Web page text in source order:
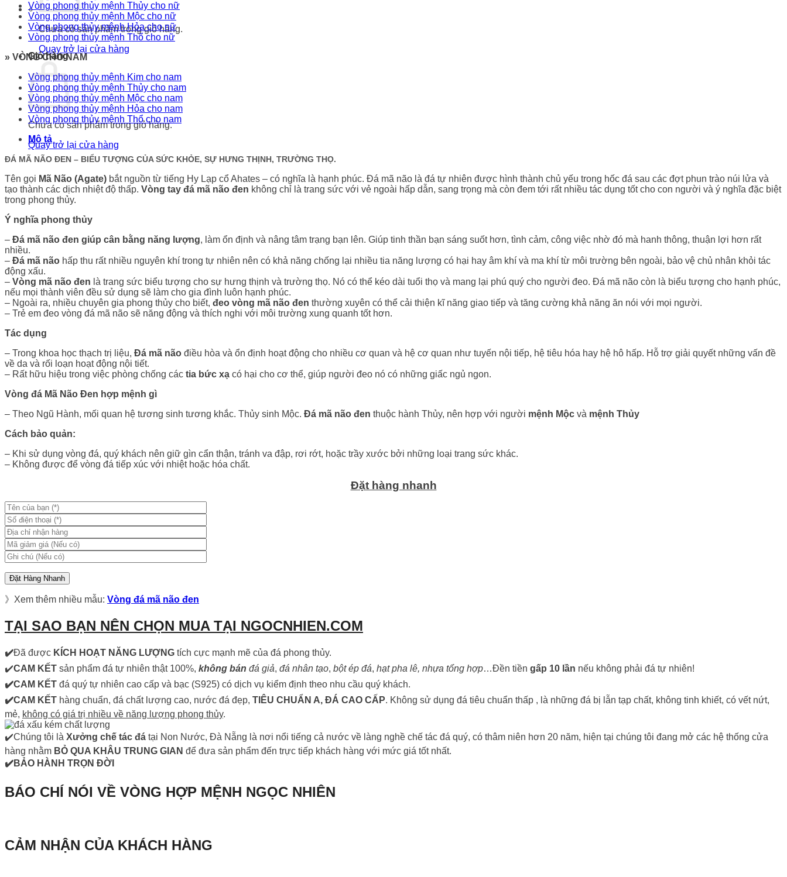
Chưa có sản phẩm trong giỏ hàng.
Quay trở lại cửa hàng
Giỏ hàng
Chưa có sản phẩm trong giỏ hàng.
Quay trở lại cửa hàng
Vòng phong thủy mệnh Thủy cho nữ
Vòng phong thủy mệnh Mộc cho nữ
Vòng phong thủy mệnh Hỏa cho nữ
Vòng phong thủy mệnh Thổ cho nữ
» VÒNG CHO NAM
Vòng phong thủy mệnh Kim cho nam
Vòng phong thủy mệnh Thủy cho nam
Vòng phong thủy mệnh Mộc cho nam
Vòng phong thủy mệnh Hỏa cho nam
Vòng phong thủy mệnh Thổ cho nam
Mô tả
ĐÁ MÃ NÃO ĐEN – BIỂU TƯỢNG CỦA SỨC KHỎE, SỰ HƯNG THỊNH, TRƯỜNG THỌ.
Tên gọi Mã Não (Agate) bắt nguồn từ tiếng Hy Lạp cổ Ahates – có nghĩa là hạnh phúc. Đá mã não là đá tự nhiên được hình thành chủ yếu trong hốc đá sau các đợt phun trào núi lửa và
tạo thành các dịch nhiệt độ thấp. Vòng tay đá mã não đen không chỉ là trang sức với vẻ ngoài hấp dẫn, sang trọng mà còn đem tới rất nhiều tác dụng tốt cho con người và ý nghĩa đặc biệt
trong phong thủy.
Ý nghĩa phong thủy
– Đá mã não đen giúp cân bằng năng lượng, làm ổn định và nâng tâm trạng bạn lên. Giúp tinh thần bạn sáng suốt hơn, tình cảm, công việc nhờ đó mà hanh thông, thuận lợi hơn rất
nhiều.
– Đá mã não hấp thu rất nhiều nguyên khí trong tự nhiên nên có khả năng chống lại nhiều tia năng lượng có hại hay âm khí và ma khí từ môi trường bên ngoài, bảo vệ chủ nhân khỏi tác
động xấu.
– Vòng mã não đen là trang sức biểu tượng cho sự hưng thịnh và trường thọ. Nó có thể kéo dài tuổi thọ và mang lại phú quý cho người đeo. Đá mã não còn là biểu tượng cho hạnh phúc,
nếu mọi thành viên đều sử dụng sẽ làm cho gia đình luôn hạnh phúc.
– Ngoài ra, nhiều chuyên gia phong thủy cho biết, đeo vòng mã não đen thường xuyên có thể cải thiện kĩ năng giao tiếp và tăng cường khả năng ăn nói với mọi người.
– Trẻ em đeo vòng đá mã não sẽ năng động và thích nghi với môi trường xung quanh tốt hơn.
Tác dụng
– Trong khoa học thạch trị liệu, Đá mã não điều hòa và ổn định hoạt động cho nhiều cơ quan và hệ cơ quan như tuyến nội tiếp, hệ tiêu hóa hay hệ hô hấp. Hỗ trợ giải quyết những vấn đề
về da và rối loạn hoạt động nội tiết.
– Rất hữu hiệu trong việc phòng chống các tia bức xạ có hại cho cơ thể, giúp người đeo nó có những giấc ngủ ngon.
Vòng đá Mã Não Đen hợp mệnh gì
– Theo Ngũ Hành, mối quan hệ tương sinh tương khắc. Thủy sinh Mộc. Đá mã não đen thuộc hành Thủy, nên hợp với người mệnh Mộc và mệnh Thủy
Cách bảo quản:
– Khi sử dụng vòng đá, quý khách nên giữ gìn cẩn thận, tránh va đập, rơi rớt, hoặc trầy xước bởi những loại trang sức khác.
– Không được để vòng đá tiếp xúc với nhiệt hoặc hóa chất.
Đặt hàng nhanh
》Xem thêm nhiều mẫu: Vòng đá mã não đen
TẠI SAO BẠN NÊN CHỌN MUA TẠI NGOCNHIEN.COM
✔️Đã được KÍCH HOẠT NĂNG LƯỢNG tích cực mạnh mẽ của đá phong thủy.
✔️CAM KẾT sản phẩm đá tự nhiên thật 100%, không bán đá giả, đá nhân tạo, bột ép đá, hạt pha lê, nhựa tổng hợp…Đền tiền gấp 10 lần nếu không phải đá tự nhiên!
✔️CAM KẾT đá quý tự nhiên cao cấp và bạc (S925) có dịch vụ kiểm định theo nhu cầu quý khách.
✔️CAM KẾT hàng chuẩn, đá chất lượng cao, nước đá đẹp, TIÊU CHUẨN A, ĐÁ CAO CẤP. Không sử dụng đá tiêu chuẩn thấp , là những đá bị lẫn tạp chất, không tinh khiết, có vết nứt,
mẻ, không có giá trị nhiều về năng lượng phong thủy.
✔️Chúng tôi là Xưởng chế tác đá tại Non Nước, Đà Nẵng là nơi nổi tiếng cả nước về làng nghề chế tác đá quý, có thâm niên hơn 20 năm, hiện tại chúng tôi đang mở các hệ thống cửa
hàng nhằm BỎ QUA KHÂU TRUNG GIAN để đưa sản phẩm đến trực tiếp khách hàng với mức giá tốt nhất.
✔️BẢO HÀNH TRỌN ĐỜI
BÁO CHÍ NÓI VỀ VÒNG HỢP MỆNH NGỌC NHIÊN
CẢM NHẬN CỦA KHÁCH HÀNG